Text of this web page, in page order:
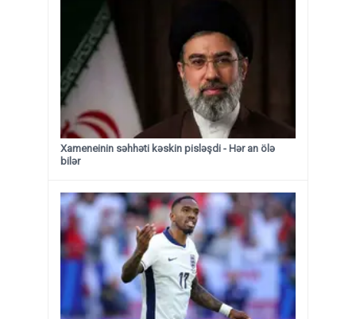
Xameneinin səhhəti kəskin pisləşdi - Hər an ölə
bilər